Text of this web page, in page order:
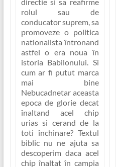
directie si sa reafirme
rolul sau de
conducator suprem, sa
promoveze o politica
nationalista întronand
astfel o era noua în
istoria Babilonului. Si
cum ar fi putut marca
mai bine
Nebucadnetar aceasta
epoca de glorie decat
înaltand acel chip
urias si cerand de la
toti închinare? Textul
biblic nu ne ajuta sa
descoperim daca acel
chip înaltat în campia